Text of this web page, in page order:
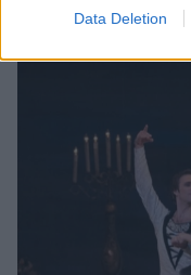
Data Deletion